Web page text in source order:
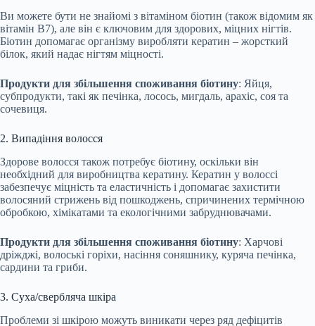
Ви можете бути не знайомі з вітаміном біотин (також відомим як
вітамін B7), але він є ключовим для здорових, міцних нігтів.
Біотин допомагає організму виробляти кератин – жорсткий
білок, який надає нігтям міцності.
Продукти для збільшення споживання біотину: Яйця,
субпродукти, такі як печінка, лосось, мигдаль, арахіс, соя та
сочевиця.
2. Випадіння волосся
Здорове волосся також потребує біотину, оскільки він
необхідний для виробництва кератину. Кератин у волоссі
забезпечує міцність та еластичність і допомагає захистити
волосяний стрижень від пошкоджень, спричинених термічною
обробкою, хімікатами та екологічними забруднювачами.
Продукти для збільшення споживання біотину: Харчові
дріжджі, волоські горіхи, насіння соняшнику, куряча печінка,
сардини та гриби.
3. Суха/свербляча шкіра
Проблеми зі шкірою можуть виникати через ряд дефіцитів